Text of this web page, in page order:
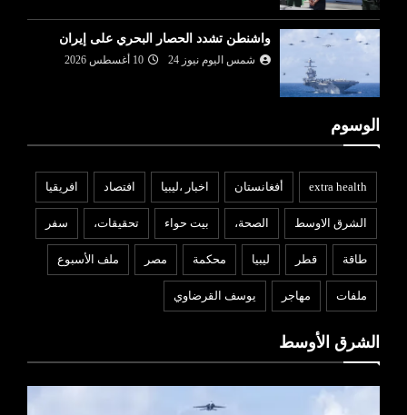
واشنطن تشدد الحصار البحري على إيران
شمس اليوم نيوز 24 10 أغسطس 2026
الوسوم
extra health أفغانستان اخبار ،ليبيا افتصاد افريقيا
الشرق الاوسط الصحة، بيت حواء تحقيقات، سفر
طاقة قطر ليبيا محكمة مصر ملف الأسبوع
ملفات مهاجر يوسف القرضاوي
الشرق الأوسط